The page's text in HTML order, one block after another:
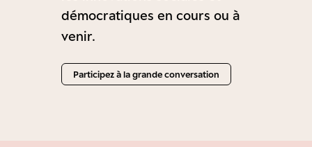
démocratiques en cours ou à
venir.
Participez à la grande conversation